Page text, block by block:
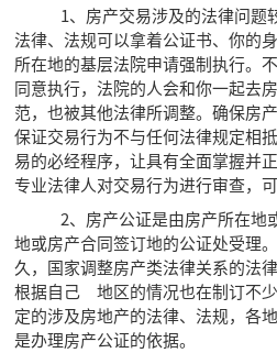
1、房产交易涉及的法律问题
法律、法规可以拿着公证书、你的
所在地的基层法院申请强制执行。
同意执行，法院的人会和你一起去
范，也被其他法律所调整。确保房
保证交易行为不与任何法律规定相
易的必经程序，让具有全面掌握并
专业法律人对交易行为进行审查，
2、房产公证是由房产所在地
地或房产合同签订地的公证处受理
久，国家调整房产类法律关系的法
根据自己 地区的情况也在制订不
定的涉及房地产的法律、法规，各
是办理房产公证的依据。